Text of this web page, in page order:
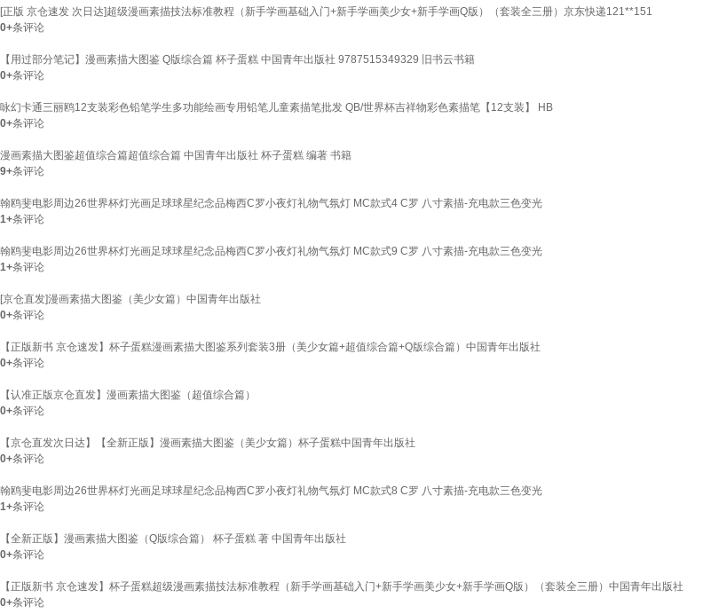
[正版 京仓速发 次日达]超级漫画素描技法标准教程（新手学画基础入门+新手学画美少女+新手学画Q版）（套装全三册）京东快递121**151
0+条评论
【用过部分笔记】漫画素描大图鉴 Q版综合篇 杯子蛋糕 中国青年出版社 9787515349329 旧书云书籍
0+条评论
咏幻卡通三丽鸥12支装彩色铅笔学生多功能绘画专用铅笔儿童素描笔批发 QB/世界杯吉祥物彩色素描笔【12支装】 HB
0+条评论
漫画素描大图鉴超值综合篇超值综合篇 中国青年出版社 杯子蛋糕 编著 书籍
9+条评论
翰鸥斐电影周边26世界杯灯光画足球球星纪念品梅西C罗小夜灯礼物气氛灯 MC款式4 C罗 八寸素描-充电款三色变光
1+条评论
翰鸥斐电影周边26世界杯灯光画足球球星纪念品梅西C罗小夜灯礼物气氛灯 MC款式9 C罗 八寸素描-充电款三色变光
1+条评论
[京仓直发]漫画素描大图鉴（美少女篇）中国青年出版社
0+条评论
【正版新书 京仓速发】杯子蛋糕漫画素描大图鉴系列套装3册（美少女篇+超值综合篇+Q版综合篇）中国青年出版社
0+条评论
【认准正版京仓直发】漫画素描大图鉴（超值综合篇）
0+条评论
【京仓直发次日达】【全新正版】漫画素描大图鉴（美少女篇）杯子蛋糕中国青年出版社
0+条评论
翰鸥斐电影周边26世界杯灯光画足球球星纪念品梅西C罗小夜灯礼物气氛灯 MC款式8 C罗 八寸素描-充电款三色变光
1+条评论
【全新正版】漫画素描大图鉴（Q版综合篇） 杯子蛋糕 著 中国青年出版社
0+条评论
【正版新书 京仓速发】杯子蛋糕超级漫画素描技法标准教程（新手学画基础入门+新手学画美少女+新手学画Q版）（套装全三册）中国青年出版社
0+条评论